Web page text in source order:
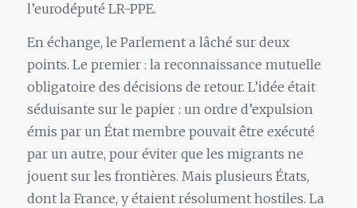
l’eurodéputé LR-PPE.
En échange, le Parlement a lâché sur deux
points. Le premier : la reconnaissance mutuelle
obligatoire des décisions de retour. L’idée était
séduisante sur le papier : un ordre d’expulsion
émis par un État membre pouvait être exécuté
par un autre, pour éviter que les migrants ne
jouent sur les frontières. Mais plusieurs États,
dont la France, y étaient résolument hostiles. La